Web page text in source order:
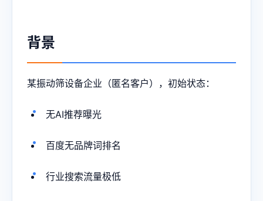
背景
某振动筛设备企业（匿名客户），初始状态：
无AI推荐曝光
百度无品牌词排名
行业搜索流量极低